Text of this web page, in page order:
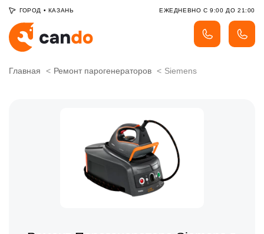
ГОРОД • КАЗАНЬ ЕЖЕДНЕВНО С 9:00 ДО 21:00
Главная Ремонт парогенераторов Siemens